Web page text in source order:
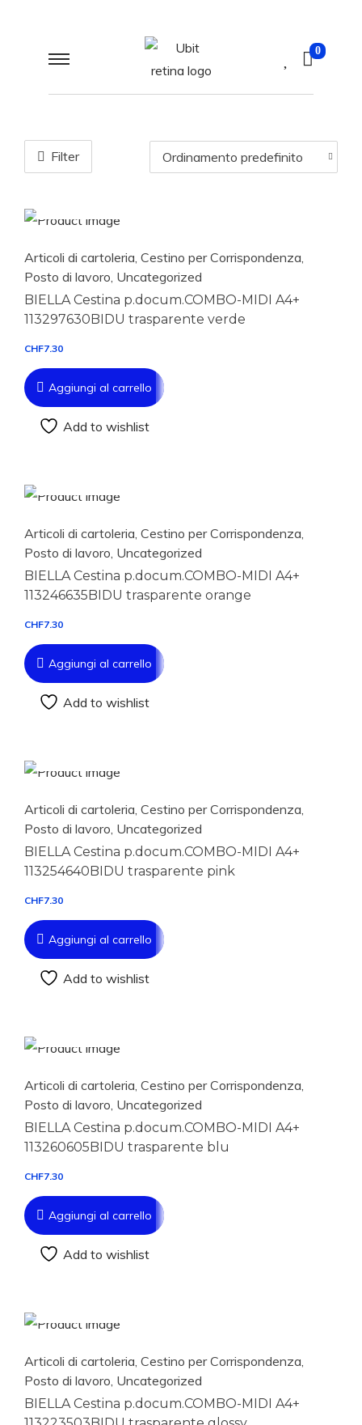
0
Filter
Articoli di cartoleria Cestino per Corrispondenza
Posto di lavoro Uncategorized
BIELLA Cestina p.docum.COMBO-MIDI A4+
113297630BIDU trasparente verde
CHF7.30
Aggiungi al carrello
Add to wishlist
Articoli di cartoleria Cestino per Corrispondenza
Posto di lavoro Uncategorized
BIELLA Cestina p.docum.COMBO-MIDI A4+
113246635BIDU trasparente orange
CHF7.30
Aggiungi al carrello
Add to wishlist
Articoli di cartoleria Cestino per Corrispondenza
Posto di lavoro Uncategorized
BIELLA Cestina p.docum.COMBO-MIDI A4+
113254640BIDU trasparente pink
CHF7.30
Aggiungi al carrello
Add to wishlist
Articoli di cartoleria Cestino per Corrispondenza
Posto di lavoro Uncategorized
BIELLA Cestina p.docum.COMBO-MIDI A4+
113260605BIDU trasparente blu
CHF7.30
Aggiungi al carrello
Add to wishlist
Articoli di cartoleria Cestino per Corrispondenza
Posto di lavoro Uncategorized
BIELLA Cestina p.docum.COMBO-MIDI A4+